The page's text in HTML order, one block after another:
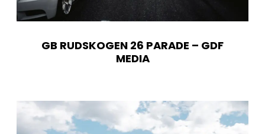
GB RUDSKOGEN 26 PARADE – GDF
MEDIA